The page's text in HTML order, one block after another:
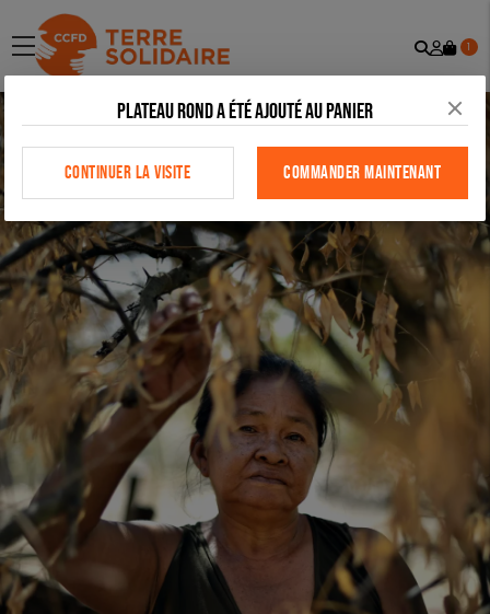
menu
Mon
1
Plateau rond a été ajouté au panier
CONTINUER LA VISITE COMMANDER MAINTENANT